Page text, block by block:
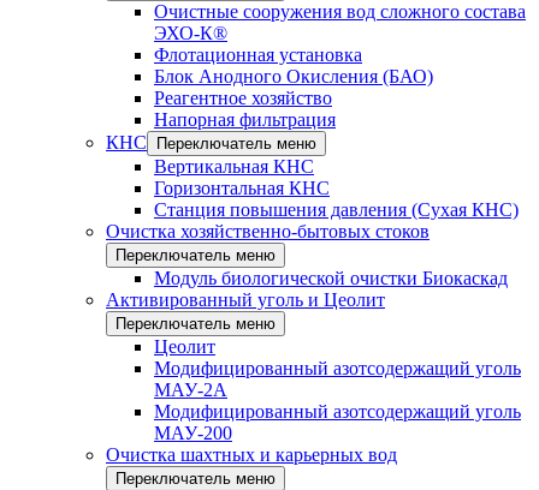
Очистные сооружения вод сложного состава
ЭХО-К®
Флотационная установка
Блок Анодного Окисления (БАО)
Реагентное хозяйство
Напорная фильтрация
КНС
Переключатель меню
Вертикальная КНС
Горизонтальная КНС
Станция повышения давления (Сухая КНС)
Очистка хозяйственно-бытовых стоков
Переключатель меню
Модуль биологической очистки Биокаскад
Активированный уголь и Цеолит
Переключатель меню
Цеолит
Модифицированный азотсодержащий уголь
МАУ-2А
Модифицированный азотсодержащий уголь
МАУ-200
Очистка шахтных и карьерных вод
Переключатель меню